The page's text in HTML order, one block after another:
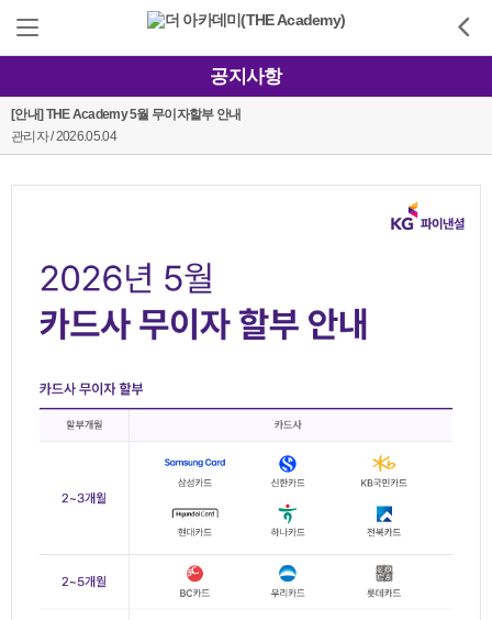
공지사항
[안내] THE Academy 5월 무이자할부 안내
관리자 / 2026.05.04